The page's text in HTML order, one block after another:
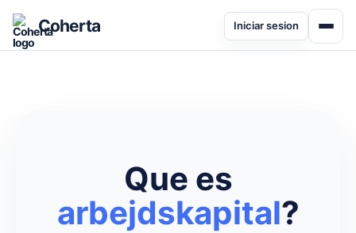
Coherta Iniciar sesion
Que es
arbejdskapital?